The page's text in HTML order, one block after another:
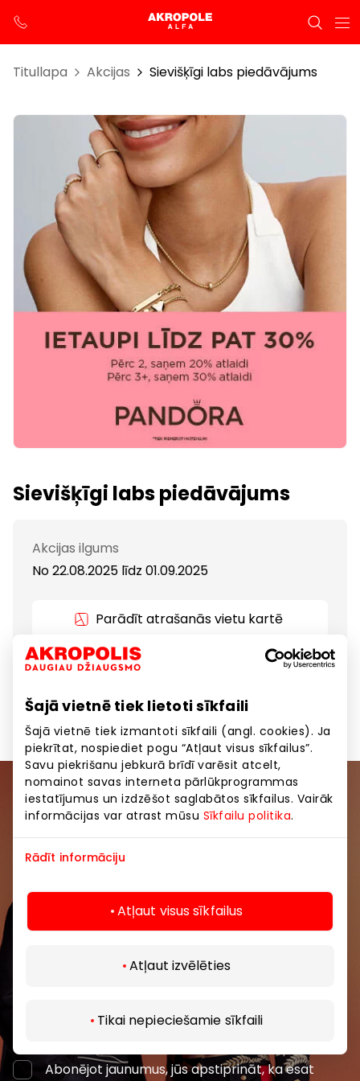
Šajā vietnē tiek lietoti sīkfaili
Šajā vietnē tiek izmantoti sīkfaili (angl. cookies). Ja
piekrītat, nospiediet pogu “Atļaut visus sīkfailus”.
Savu piekrišanu jebkurā brīdī varēsit atcelt,
nomainot savas interneta pārlūkprogrammas
iestatījumus un izdzēšot saglabātos sīkfailus. Vairāk
informācijas var atrast mūsu Sīkfailu politika.
Rādīt informāciju
Atļaut visus sīkfailus
Atļaut izvēlēties
Tikai nepieciešamie sīkfaili
Titullapa Akcijas Sievišķīgi labs piedāvājums
Sievišķīgi labs piedāvājums
Akcijas ilgums
No 22.08.2025 līdz 01.09.2025
Parādīt atrašanās vietu kartē
pērc 3+, ietaupi 30%. Nenokavē!
Pievienojieties mūsu kopienai
Uzzini pirmais par labākajiem piedāvājumiem,
pasākumiem un jaunāko informāciju iepirkšanās un
Abonēt
Abonējot jaunumus, jūs apstiprināt, ka esat